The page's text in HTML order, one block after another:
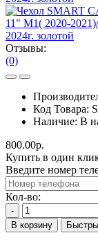
Отзывы:
(0)
Код Товара:
Наличие: В
800.00р.
Купить в один
Введите номер
Кол-во:
-
В корзину